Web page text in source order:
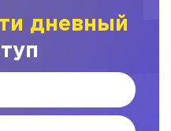
дневный